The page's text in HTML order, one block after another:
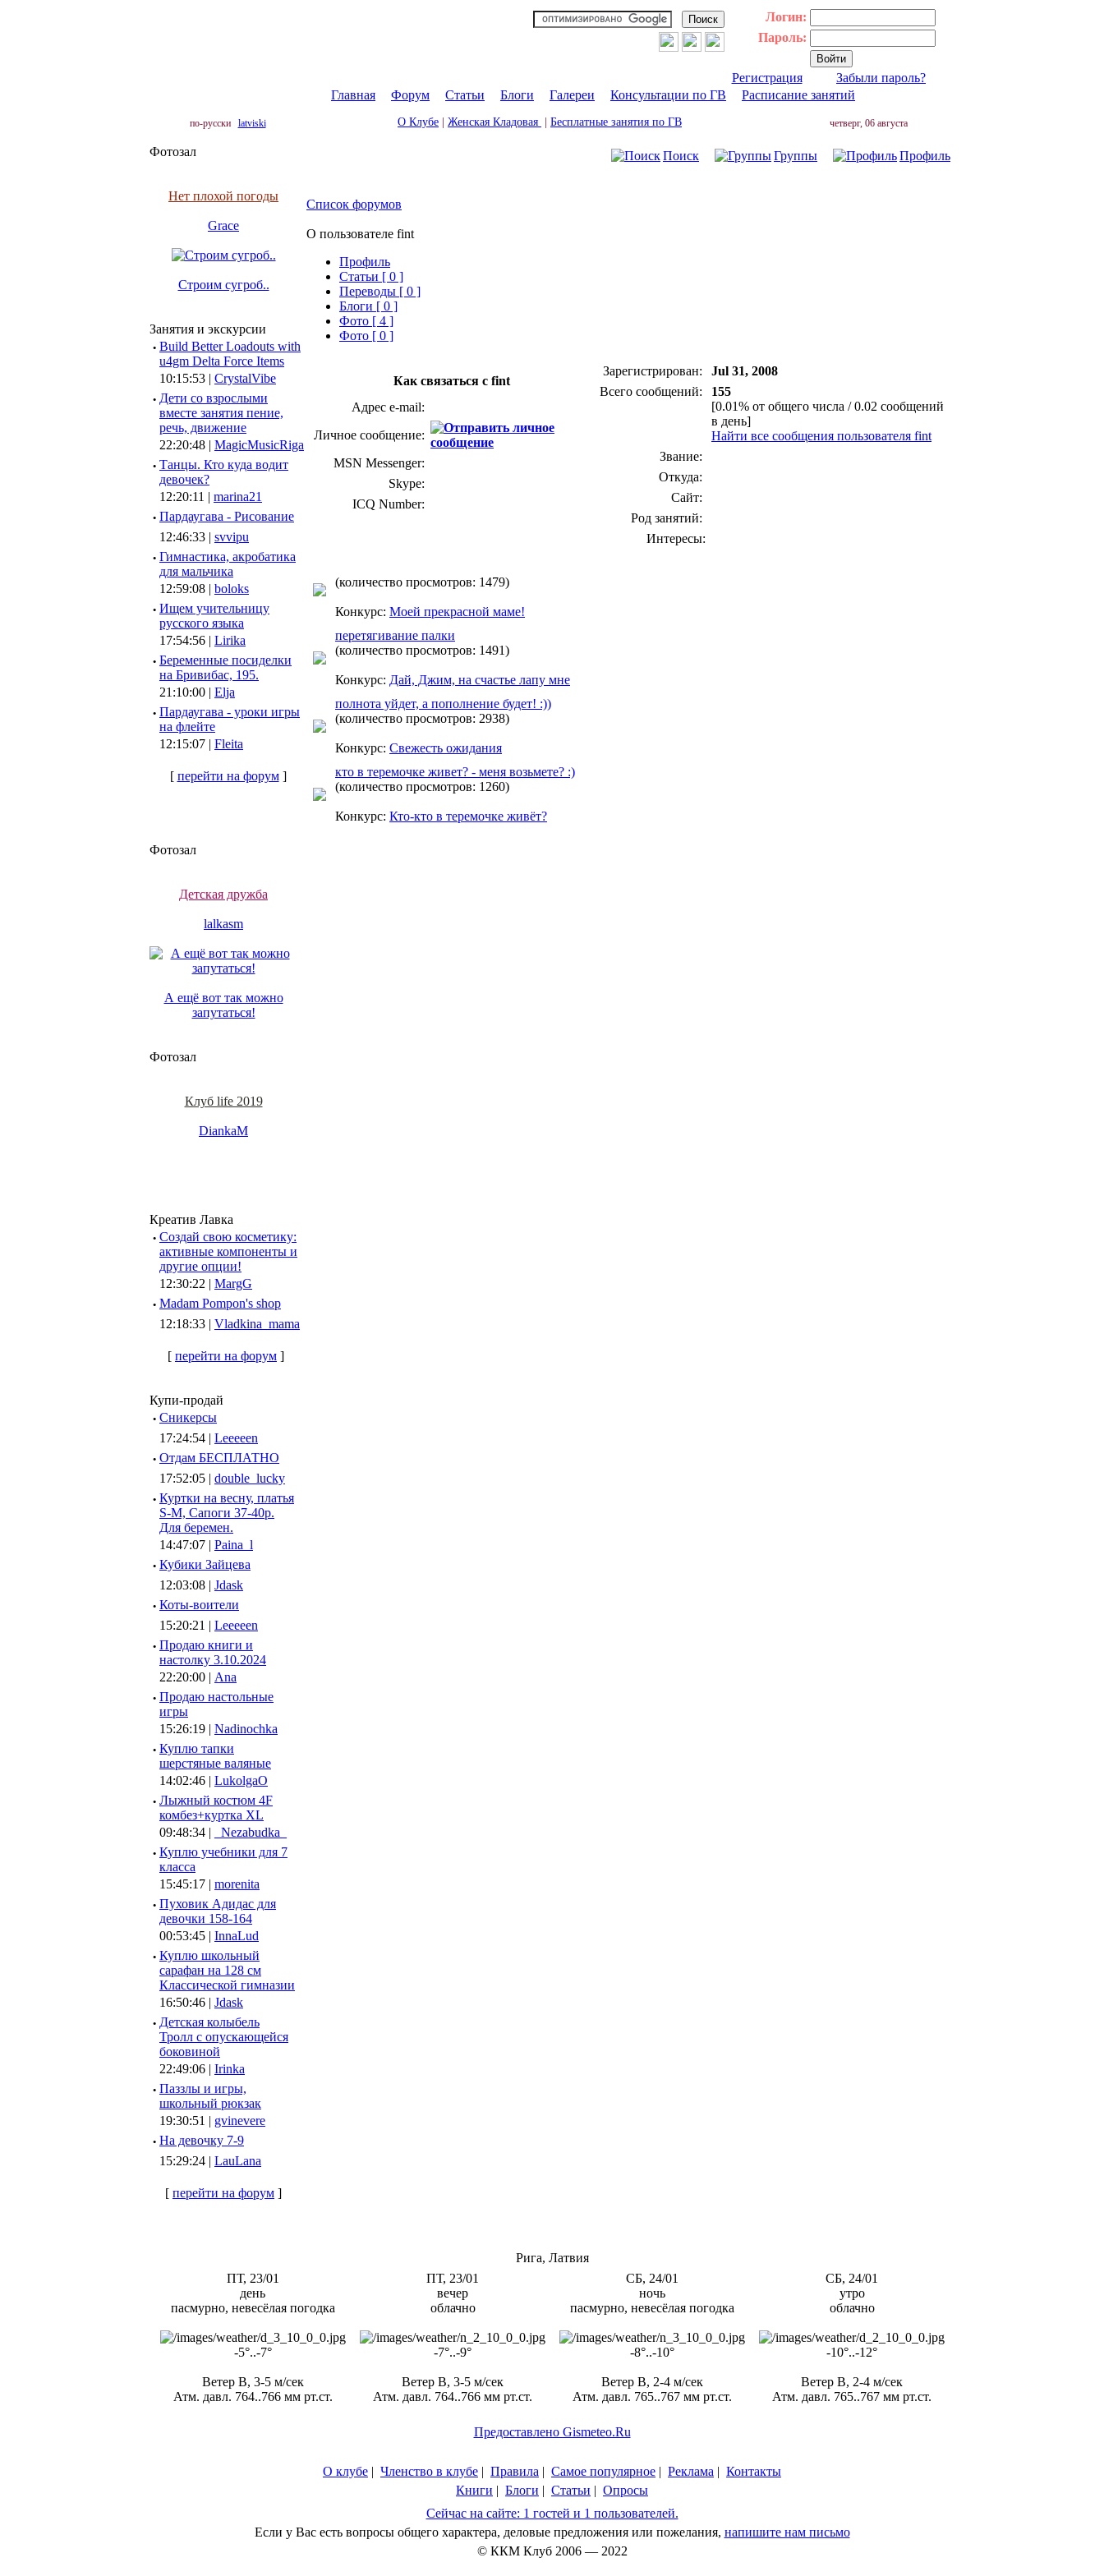
Логин:
Пароль:
Регистрация
Забыли пароль?
Главная
Форум Статьи Блоги Галереи Консультации по ГВ Расписание занятий
по-русски latviski О Клубе Женская Кладовая Бесплатные занятия по ГВ четверг, 06 августа
Фотозал
Нет плохой погоды
Grace
Строим сугроб..
Занятия и экскурсии
· Build Better Loadouts with
u4gm Delta Force Items
10:15:53 | CrystalVibe
· Дети со взрослыми
вместе занятия пение,
речь, движение
22:20:48 | MagicMusicRiga
· Танцы. Кто куда водит
девочек?
12:20:11 | marina21
· Пардаугава - Рисование
12:46:33 | svvipu
· Гимнастика, акробатика
для мальчика
12:59:08 | boloks
· Ищем учительницу
русского языка
17:54:56 | Lirika
· Беременные посиделки
на Бривибас, 195.
21:10:00 | Elja
· Пардаугава - уроки игры
на флейте
12:15:07 | Fleita
[ перейти на форум]
Фотозал
Детская дружба
lalkasm
А ещё вот так можно
запутаться!
Фотозал
Клуб life 2019
DiankaM
Креатив Лавка
· Создай свою косметику:
активные компоненты и
другие опции!
12:30:22 | MargG
· Madam Pompon's shop
12:18:33 | Vladkina_mama
[ перейти на форум ]
Купи-продай
· Сникерсы
17:24:54 | Leeeeen
· Отдам БЕСПЛАТНО
17:52:05 | double_lucky
· Куртки на весну, платья
S-M, Сапоги 37-40р.
Для беремен.
14:47:07 | Paina_l
· Кубики Зайцева
12:03:08 | Jdask
· Коты-воители
15:20:21 | Leeeeen
· Продаю книги и
настолку 3.10.2024
22:20:00 | Ana
· Продаю настольные
игры
15:26:19 | Nadinochka
· Куплю тапки
шерстяные валяные
14:02:46 | LukolgaO
· Лыжный костюм 4F
комбез+куртка XL
09:48:34 |
_Nezabudka_
· Куплю учебники для 7
класса
15:45:17 | morenita
· Пуховик Адидас для
девочки 158-164
00:53:45 | InnaLud
· Куплю школьный
сарафан на 128 см
Классической гимназии
16:50:46 | Jdask
· Детская колыбель
Тролл с опускающейся
боковиной
22:49:06 | Irinka
· Паззлы и игры,
школьный рюкзак
19:30:51 | gvinevere
· Hа девочку 7-9
15:29:24 | LauLana
[ перейти на форум ]
Поиск Группы Профиль
Список форумов
О пользователе fint
Профиль
Cтатьи [ 0 ]
Переводы [ 0 ]
Блоги [ 0 ]
Фото [ 4 ]
Фото [ 0 ]
Зарегистрирован:
Jul 31, 2008
Всего сообщений:
155
[0.01% от общего числа / 0.02 сообщений
в день]
Найти все сообщения пользователя fint
Звание:
Откуда:
Сайт:
Род занятий:
Интересы:
Как связаться с fint
Адрес e-mail:
Личное сообщение:
MSN Messenger:
Skype:
ICQ Number:
(количество просмотров: 1479)
Конкурс: Моей прекрасной маме!
перетягивание палки
(количество просмотров: 1491)
Конкурс: Дай, Джим, на счастье лапу мне
полнота уйдет, а пополнение будет! :))
(количество просмотров: 2938)
Конкурс: Свежесть ожидания
кто в теремочке живет? - меня возьмете? :)
(количество просмотров: 1260)
Конкурс: Кто-кто в теремочке живёт?
Рига, Латвия
ПТ, 23/01
день
пасмурно, невесёлая погодка
-5°..-7°
Ветер В, 3-5 м/сек
Атм. давл. 764..766 мм рт.ст.
ПТ, 23/01
вечер
облачно
-7°..-9°
Ветер В, 3-5 м/сек
Атм. давл. 764..766 мм рт.ст.
СБ, 24/01
ночь
пасмурно, невесёлая погодка
-8°..-10°
Ветер В, 2-4 м/сек
Атм. давл. 765..767 мм рт.ст.
СБ, 24/01
утро
облачно
-10°..-12°
Ветер В, 2-4 м/сек
Атм. давл. 765..767 мм рт.ст.
Предоставлено Gismeteo.Ru
О клубе | Членство в клубе | Правила | Самое популярное | Реклама | Контакты
Книги | Блоги | Статьи | Опросы
Сейчас на сайте: 1 гостей и 1 пользователей.
Если у Вас есть вопросы общего характера, деловые предложения или пожелания, напишите нам письмо
© ККМ Клуб 2006 — 2022